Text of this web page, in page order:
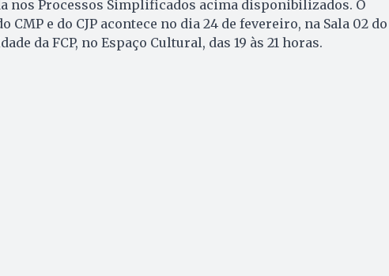
nos Processos Simplificados acima disponibilizados. O
CMP e do CJP acontece no dia 24 de fevereiro, na Sala 02 do
da FCP, no Espaço Cultural, das 19 às 21 horas.